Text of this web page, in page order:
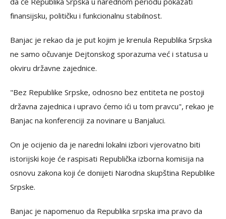
finansijsku, političku i funkcionalnu stabilnost.
Banjac je rekao da je put kojim je krenula Republika Srpska
ne samo očuvanje Dejtonskog sporazuma već i statusa u
okviru državne zajednice.
"Bez Republike Srpske, odnosno bez entiteta ne postoji
državna zajednica i upravo ćemo ići u tom pravcu", rekao je
Banjac na konferenciji za novinare u Banjaluci.
On je ocijenio da je naredni lokalni izbori vjerovatno biti
istorijski koje će raspisati Republička izborna komisija na
osnovu zakona koji će donijeti Narodna skupština Republike
Srpske.
Banjac je napomenuo da Republika srpska ima pravo da